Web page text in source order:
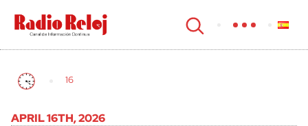
cerrar
16
APRIL 16TH, 2026